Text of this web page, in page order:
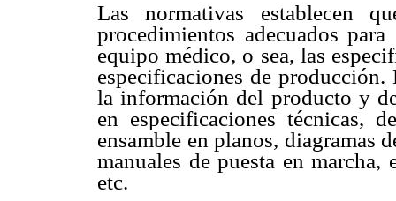
Las normativas establecen
procedimientos adecuados
equipo médico, o sea, las
especificaciones de
la información del producto y
en especificaciones técnicas,
ensamble en planos, diagramas
manuales de puesta en
etc.